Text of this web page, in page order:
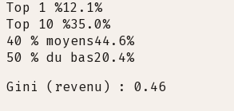
Top 1 %12.1%
Top 10 %35.0%
40 % moyens44.6%
50 % du bas20.4%
Gini (revenu) : 0.46